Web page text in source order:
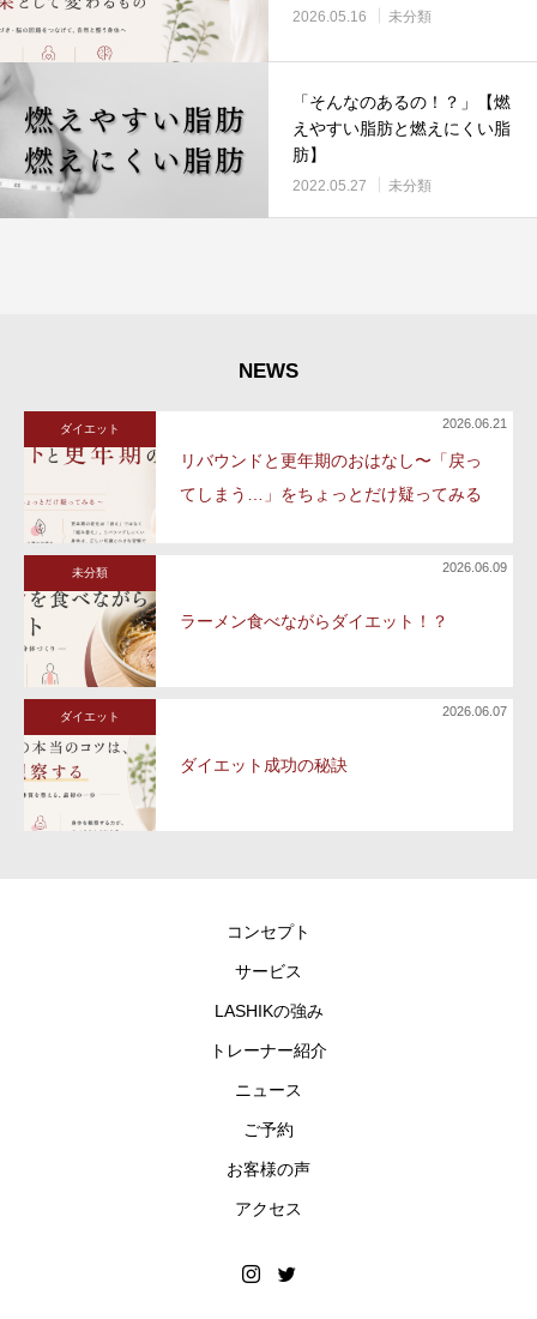
2026.05.16 未分類
「そんなのあるの！？」【燃
えやすい脂肪と燃えにくい脂
肪】
2022.05.27 未分類
NEWS
ダイエット
リバウンドと更年期のおはなし〜「戻っ
てしまう…」をちょっとだけ疑ってみる
2026.06.21
未分類
ラーメン食べながらダイエット！？
2026.06.09
ダイエット
ダイエット成功の秘訣
2026.06.07
コンセプト
サービス
LASHIKの強み
トレーナー紹介
ニュース
ご予約
お客様の声
アクセス